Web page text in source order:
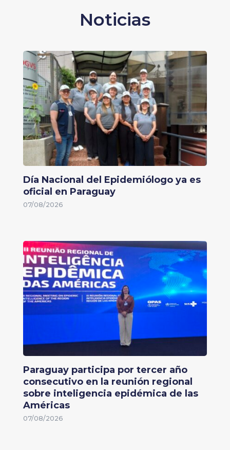
Noticias
Día Nacional del Epidemiólogo ya es
oficial en Paraguay
07/08/2026
Paraguay participa por tercer año
consecutivo en la reunión regional
sobre inteligencia epidémica de las
Américas
07/08/2026